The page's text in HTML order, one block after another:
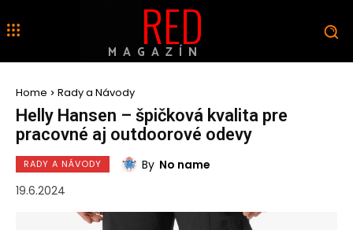
RED
MAGAZÍN
Home Rady a Návody
Helly Hansen – špičková kvalita pre
pracovné aj outdoorové odevy
RADY A NÁVODY By No name
19.6.2024